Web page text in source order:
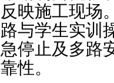
反映施工现场
路与学生实训
急停止及多路
靠性。